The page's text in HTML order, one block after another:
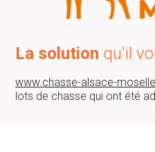
La solution qu'il
www.chasse-alsace-
lots de chasse qui ont été